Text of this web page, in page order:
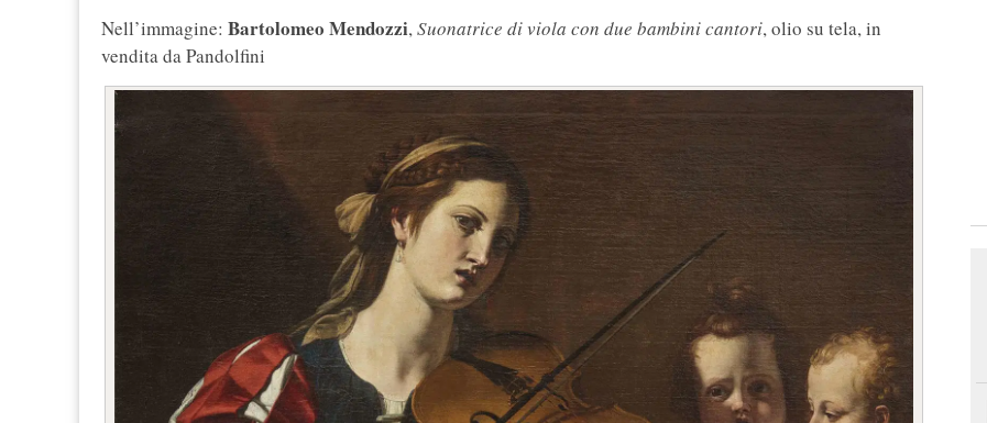
Nell’immagine: Bartolomeo Mendozzi,Suonatrice di viola con due bambini cantori, olio su tela, in
vendita da Pandolfini